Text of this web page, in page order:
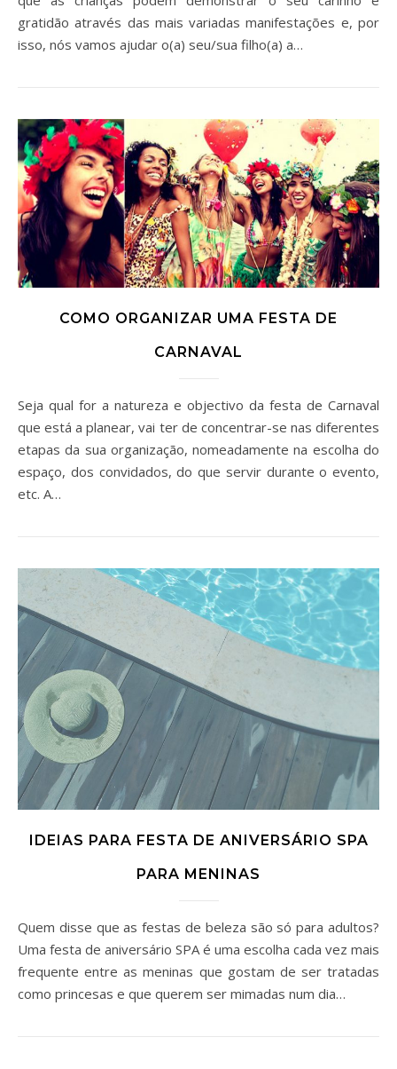
gratidão através das mais variadas manifestações e, por
isso, nós vamos ajudar o(a) seu/sua filho(a) a…
COMO ORGANIZAR UMA FESTA DE
CARNAVAL
Seja qual for a natureza e objectivo da festa de Carnaval
que está a planear, vai ter de concentrar-se nas diferentes
etapas da sua organização, nomeadamente na escolha do
espaço, dos convidados, do que servir durante o evento,
etc. A…
IDEIAS PARA FESTA DE ANIVERSÁRIO SPA
PARA MENINAS
Quem disse que as festas de beleza são só para adultos?
Uma festa de aniversário SPA é uma escolha cada vez mais
frequente entre as meninas que gostam de ser tratadas
como princesas e que querem ser mimadas num dia…